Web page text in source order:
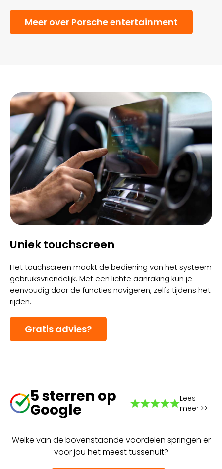
Meer over Porsche entertainment
Uniek touchscreen
Het touchscreen maakt de bediening van het systeem
gebruiksvriendelijk. Met een lichte aanraking kun je
eenvoudig door de functies navigeren, zelfs tijdens het
rijden.
Gratis advies?
5 sterren op
Google
Lees
meer >>
Welke van de bovenstaande voordelen springen er
voor jou het meest tussenuit?